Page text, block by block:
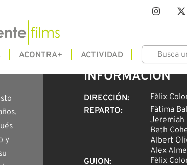
ACONTRA+ ACTIVIDAD
y
INFORMACIÓN
DIRECCIÓN:
Fèlix
REPARTO:
Fàtima
Jeremiah
Beth
Albert
Alex
GUION:
Fèlix